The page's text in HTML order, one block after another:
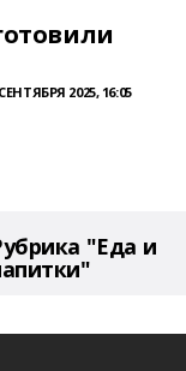
2025, 16:05
"Еда и